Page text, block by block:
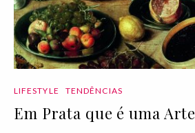
LIFESTYLE TENDÊNCIAS
Em Prata que é uma Arte